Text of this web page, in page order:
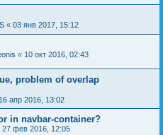
« 03 янв 2017, 15:12
« 10 окт 2016, 02:43
problem of overlap
16 апр 2016, 13:02
in navbar-container?
27 фев 2016, 12:05